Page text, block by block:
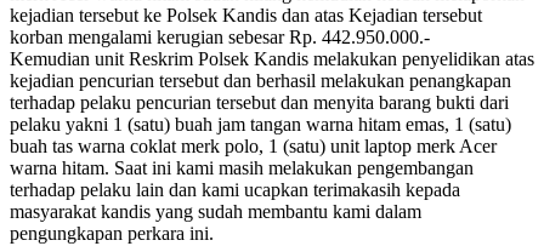
kejadian tersebut ke Polsek Kandis dan atas Kejadian tersebut
korban mengalami kerugian sebesar Rp. 442.950.000.-
Kemudian unit Reskrim Polsek Kandis melakukan penyelidikan atas
kejadian pencurian tersebut dan berhasil melakukan penangkapan
terhadap pelaku pencurian tersebut dan menyita barang bukti dari
pelaku yakni 1 (satu) buah jam tangan warna hitam emas, 1 (satu)
buah tas warna coklat merk polo, 1 (satu) unit laptop merk Acer
warna hitam. Saat ini kami masih melakukan pengembangan
terhadap pelaku lain dan kami ucapkan terimakasih kepada
masyarakat kandis yang sudah membantu kami dalam
pengungkapan perkara ini.